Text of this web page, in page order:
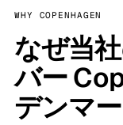
WHY COPENHAGEN
なぜ当
バー
デンマ